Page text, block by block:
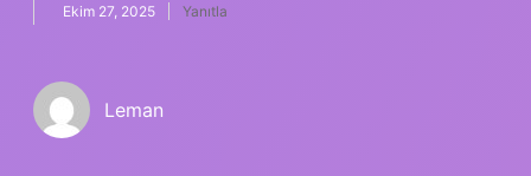
Ekim 27, 2025 Yanıtla
Leman